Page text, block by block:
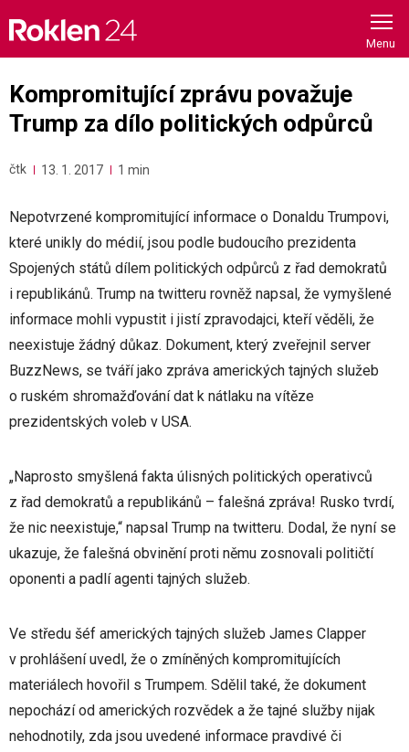
content
Kompromitující zprávu považuje
Trump za dílo politických odpůrců
čtk 13. 1. 2017 1 min
Nepotvrzené kompromitující informace o Donaldu Trumpovi,
které unikly do médií, jsou podle budoucího prezidenta
Spojených států dílem politických odpůrců z řad demokratů
i republikánů. Trump na twitteru rovněž napsal, že vymyšlené
informace mohli vypustit i jistí zpravodajci, kteří věděli, že
neexistuje žádný důkaz. Dokument, který zveřejnil server
BuzzNews, se tváří jako zpráva amerických tajných služeb
o ruském shromažďování dat k nátlaku na vítěze
prezidentských voleb v USA.
„Naprosto smyšlená fakta úlisných politických operativců
z řad demokratů a republikánů – falešná zpráva! Rusko tvrdí,
že nic neexistuje,“ napsal Trump na twitteru. Dodal, že nyní se
ukazuje, že falešná obvinění proti němu zosnovali političtí
oponenti a padlí agenti tajných služeb.
Ve středu šéf amerických tajných služeb James Clapper
v prohlášení uvedl, že o zmíněných kompromitujících
materiálech hovořil s Trumpem. Sdělil také, že dokument
nepochází od amerických rozvědek a že tajné služby nijak
nehodnotily, zda jsou uvedené informace pravdivé či